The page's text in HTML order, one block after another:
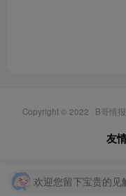
Copyright © 2022 · B哥情
友
欢迎您留下宝贵的见